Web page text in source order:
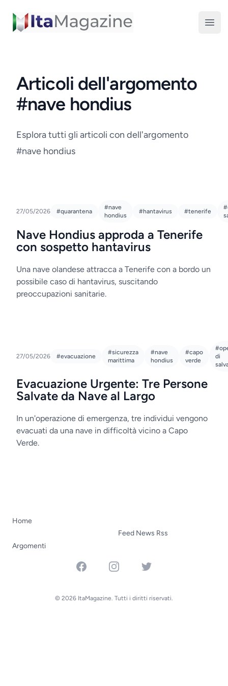
ItaMagazine
Articoli dell'argomento
#nave hondius
Esplora tutti gli articoli con dell'argomento
#nave hondius
27/05/2026 #quarantena
#nave
hondius
#hantavirus #tenerife
Nave Hondius approda a Tenerife
con sospetto hantavirus
Una nave olandese attracca a Tenerife con a bordo un
possibile caso di hantavirus, suscitando
preoccupazioni sanitarie.
27/05/2026 #evacuazione
#sicurezza
marittima
#nave
hondius
#capo
verde
di
Evacuazione Urgente: Tre Persone
Salvate da Nave al Largo
In un'operazione di emergenza, tre individui vengono
evacuati da una nave in difficoltà vicino a Capo
Verde.
Home
Argomenti
Feed News Rss
FacebookInstagramTwitter
© 2026 ItaMagazine. Tutti i diritti riservati.